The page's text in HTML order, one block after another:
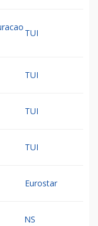
TUI
TUI
TUI
TUI
Eurostar
NS